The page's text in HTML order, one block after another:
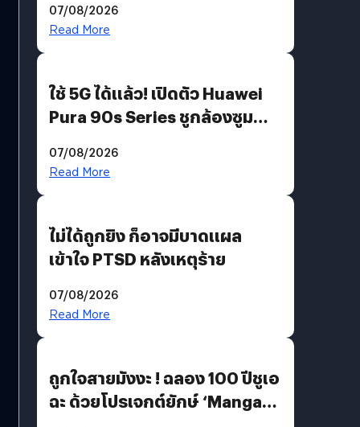
บริโภคและ B2B
07/08/2026
Read More
ใช้ 5G ได้แล้ว! เปิดตัว Huawei
Pura 90s Series ชูกล้องซูม
07/08/2026
Read More
ไม่ได้ถูกยิง ก็อาจมีบาดแผล
เข้าใจ PTSD หลังเหตุร้าย
07/08/2026
Read More
ถูกใจสายมังงะ ! ฉลอง 100 ปีชูเอ
ฉะ ด้วยโปรเจกต์ยักษ์ ‘Manga